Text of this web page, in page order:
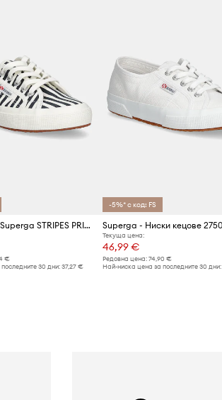
Ниски кецове Superga STRIPES PRINT
€
30 дни: 37,27 €
-5%* с код: FS
Текуща цена:
46,99 €
Редовна цена: 74,90 €
Най-ниска цена за последните 30 дни: